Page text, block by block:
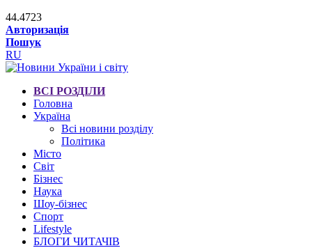
44.4723
Авторизація
Пошук
RU
ВСІ РОЗДІЛИ
Головна
Україна
Всі новини розділу
Політика
Місто
Світ
Бізнес
Наука
Шоу-бізнес
Спорт
Lifestyle
БЛОГИ ЧИТАЧІВ